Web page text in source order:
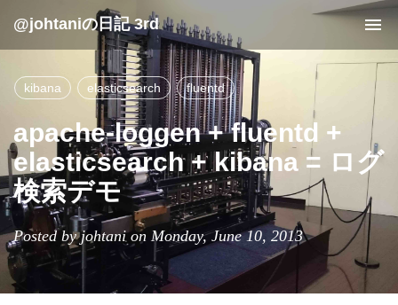
@johtaniの日記 3rd
kibana elasticsearch fluentd
apache-loggen + fluentd +
elasticsearch + kibana = ログ
検索デモ
Posted by johtani on Monday, June 10, 2013